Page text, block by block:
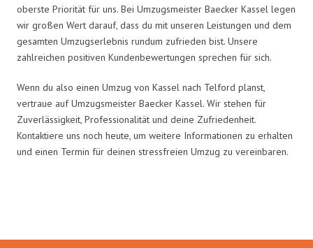
oberste Priorität für uns. Bei Umzugsmeister Baecker Kassel legen
wir großen Wert darauf, dass du mit unseren Leistungen und dem
gesamten Umzugserlebnis rundum zufrieden bist. Unsere
zahlreichen positiven Kundenbewertungen sprechen für sich.
Wenn du also einen Umzug von Kassel nach Telford planst,
vertraue auf Umzugsmeister Baecker Kassel. Wir stehen für
Zuverlässigkeit, Professionalität und deine Zufriedenheit.
Kontaktiere uns noch heute, um weitere Informationen zu erhalten
und einen Termin für deinen stressfreien Umzug zu vereinbaren.